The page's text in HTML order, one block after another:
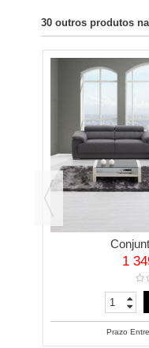
30 outros produtos
1
Prazo